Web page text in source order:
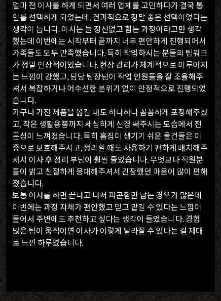
얼마 전 이사를 하게 되면서 여러 업체를 고민하다가 결국 통
인를 선택하게 되었는데, 결과적으로 정말 좋은 선택이었다는
생각이 듭니다. 이사는 늘 정신없고 힘든 과정이라고만 생각
했는데 이번에는 시작부터 끝까지 너무 편안하게 진행되어서
가족들도 모두 만족했습니다. 특히 작업하시는 분들의 팀워크
가 정말 인상적이었습니다. 현장 관리가 체계적으로 이루어지
는 느낌이 강했고, 담당 팀장님이 작업 인원들을 잘 조율해주
셔서 복잡하거나 어수선한 분위기 없이 안정적으로 진행되었
습니다.
가구나 가전 제품을 옮길 때도 하나하나 꼼꼼하게 포장해주셨
고, 작은 생활용품까지 세심하게 신경 써주시는 모습에서 전
문성이 느껴졌습니다. 특히 흠집이 생기기 쉬운 물건들은 이
중으로 보호해주시고, 정리할 때도 사용하기 편하게 배치해주
셔서 이사 후 정리 부담이 훨씬 줄었습니다. 무엇보다 직원분
들이 밝고 친절하게 응대해주셔서 긴장했던 마음이 많이 편해
졌습니다.
보통 이사를 하면 끝나고 나서 피곤함만 남는 경우가 많은데
이번에는 과정 자체가 편안했고 믿고 맡길 수 있다는 느낌이
들어서 주변에도 추천하고 싶다는 생각이 들었습니다. 경험
많은 팀이 움직이면 이사가 이렇게 달라질 수 있다는 걸 제대
로 느낀 하루였습니다.